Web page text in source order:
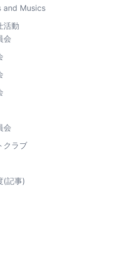
and Musics
活動
会
会
クラブ
(記事)